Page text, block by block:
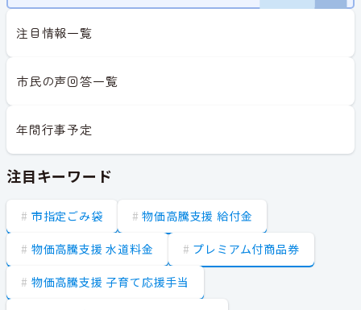
注目情報一覧
市民の声回答一覧
年間行事予定
注目キーワード
市指定ごみ袋 物価高騰支援 給付金
物価高騰支援 水道料金 プレミアム付商品券
物価高騰支援 子育て応援手当